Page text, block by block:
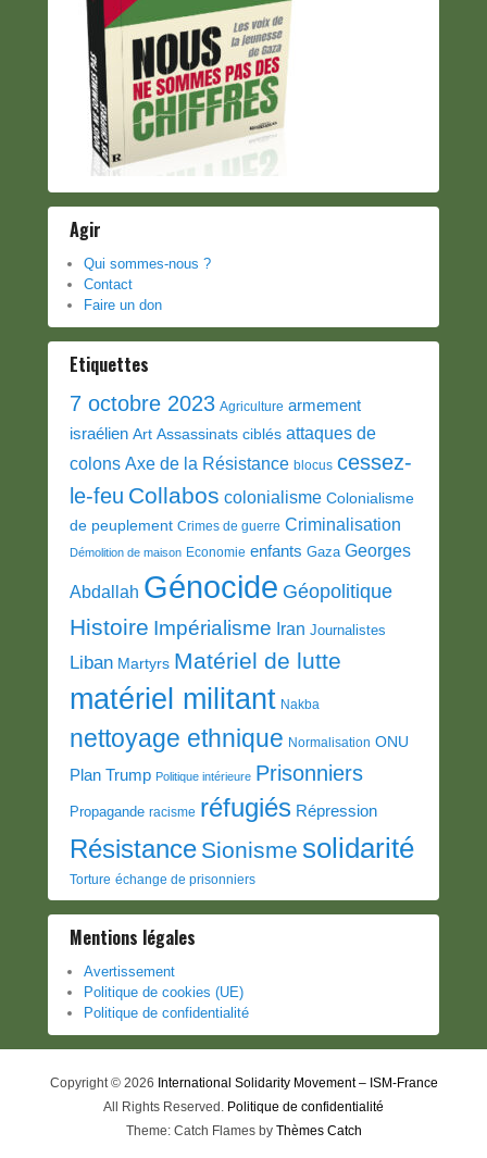
Agir
Qui sommes-nous ?
Contact
Faire un don
Etiquettes
7 octobre 2023 Agriculture armement
israélien Art Assassinats ciblés attaques de
colons Axe de la Résistance blocus cessez-
le-feu Collabos colonialisme Colonialisme
de peuplement Crimes de guerre Criminalisation
Démolition de maison Economie enfants Gaza Georges
Abdallah Génocide Géopolitique
Histoire Impérialisme Iran Journalistes
Liban Martyrs Matériel de lutte
matériel militant Nakba
nettoyage ethnique Normalisation ONU
Plan Trump Politique intérieure Prisonniers
Propagande racisme réfugiés Répression
Résistance Sionisme solidarité
Torture échange de prisonniers
Mentions légales
Avertissement
Politique de cookies (UE)
Politique de confidentialité
Copyright © 2026 International Solidarity Movement – ISM-France
All Rights Reserved. Politique de confidentialité
Theme: Catch Flames by Thèmes Catch